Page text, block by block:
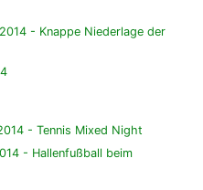
- Knappe Niederlage der
- Tennis Mixed Night
- Hallenfußball beim